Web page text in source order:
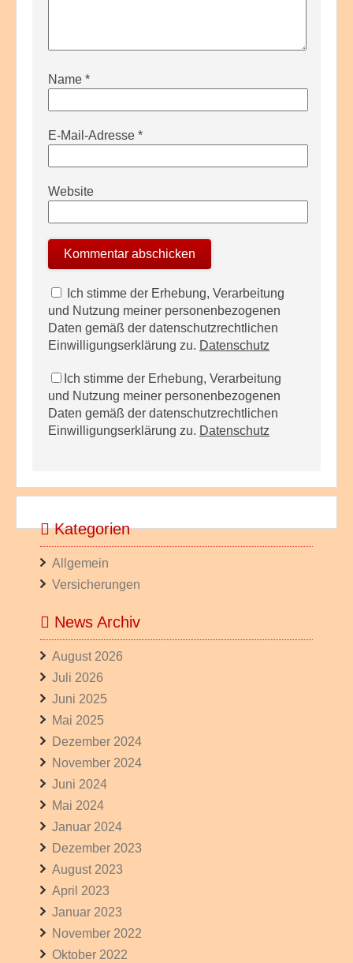
Name *
E-Mail-Adresse *
Website
Ich stimme der Erhebung, Verarbeitung
und Nutzung meiner personenbezogenen
Daten gemäß der datenschutzrechtlichen
Einwilligungserklärung zu. Datenschutz
Ich stimme der Erhebung, Verarbeitung
und Nutzung meiner personenbezogenen
Daten gemäß der datenschutzrechtlichen
Einwilligungserklärung zu. Datenschutz
Kategorien
Allgemein
Versicherungen
News Archiv
August 2026
Juli 2026
Juni 2025
Mai 2025
Dezember 2024
November 2024
Juni 2024
Mai 2024
Januar 2024
Dezember 2023
August 2023
April 2023
Januar 2023
November 2022
Oktober 2022